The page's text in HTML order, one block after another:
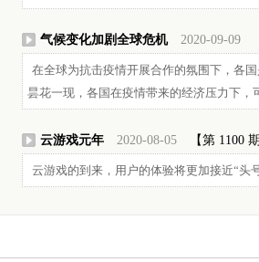
气候变化加剧全球危机 2020-09-09
在全球为抗击疫情开展合作的氛围下，各
昙花一现，各国在疫情带来的经济压力下，
云游戏元年 2020-08-05 【第 1100 期
云游戏的到来，用户的体验将更加接近“头